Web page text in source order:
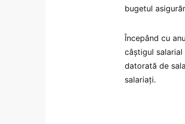
bugetul
Începând cu
câştigul
datorată de
salariaţi.